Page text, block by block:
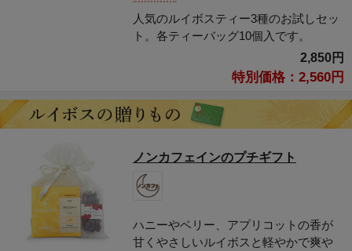
人気のルイボスティー3種のお試しセッ
ト。各ティーバッグ10個入です。
2,850円
特別価格：2,560円
ノンカフェインのプチギフト
ハニーやベリー、アプリコットの香が
甘くやさしいルイボスと軽やかで爽や